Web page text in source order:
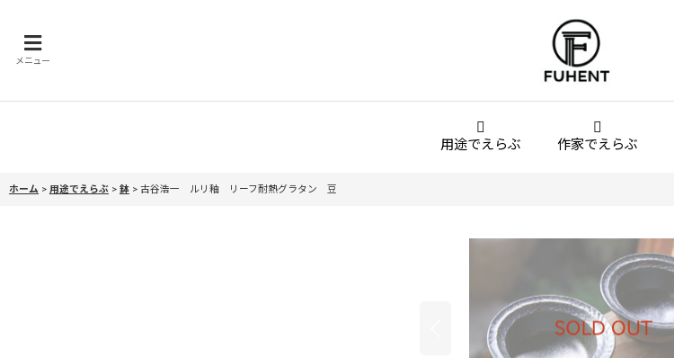
メニュー
用途でえらぶ 作家でえらぶ
ホーム > 用途でえらぶ > 鉢 > 古谷浩一 ルリ釉 リーフ耐熱グラタン 豆